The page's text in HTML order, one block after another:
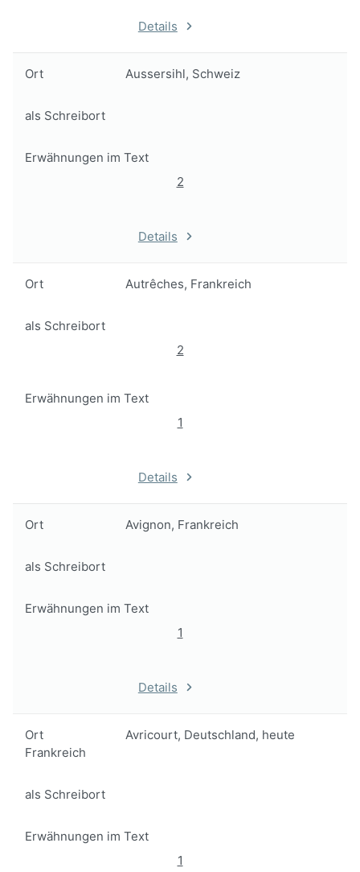
Details
Ort Aussersihl, Schweiz
als Schreibort
Erwähnungen im Text
2
Details
Ort Autrêches, Frankreich
als Schreibort
2
Erwähnungen im Text
1
Details
Ort Avignon, Frankreich
als Schreibort
Erwähnungen im Text
1
Details
Ort
Avricourt, Deutschland, heute
Frankreich
als Schreibort
Erwähnungen im Text
1